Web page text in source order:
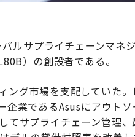
ルサプライチェーンマネ
）の創設者である。
グ市場を支配していた。
企業であるAsusにアウト
てサプライチェーン管理、